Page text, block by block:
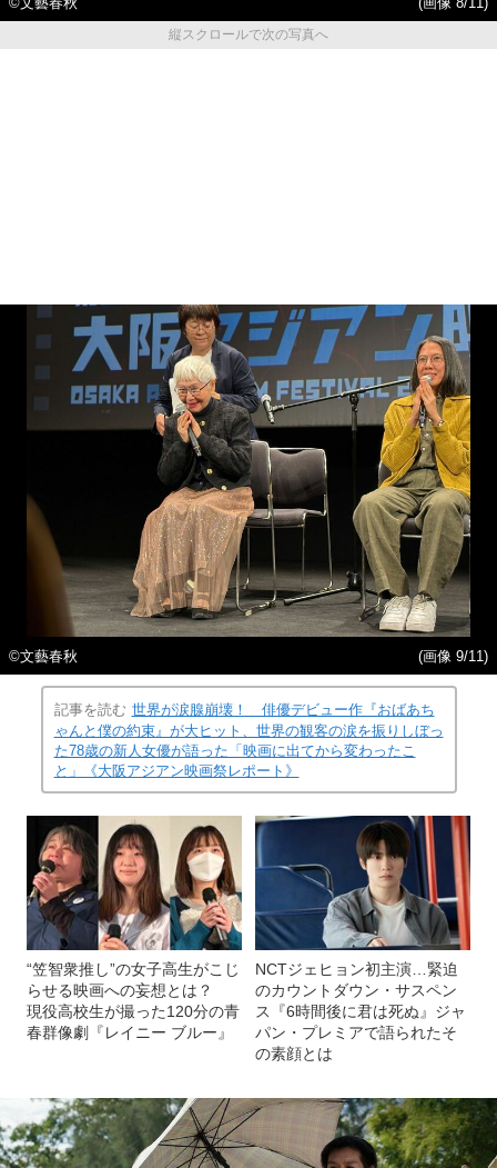
©文藝春秋
(画像 8/11)
縦スクロールで次の写真へ
©文藝春秋 (画像 9/11)
記事を読む 世界が涙腺崩壊！ 俳優デビュー作『おばあち
ゃんと僕の約束』が大ヒット、世界の観客の涙を振りしぼっ
た78歳の新人女優が語った「映画に出てから変わったこ
と」《大阪アジアン映画祭レポート》
“笠智衆推し”の女子高生がこじ
らせる映画への妄想とは？
現役高校生が撮った120分の青
春群像劇『レイニー ブルー』
NCTジェヒョン初主演…緊迫
のカウントダウン・サスペン
ス『6時間後に君は死ぬ』ジャ
パン・プレミアで語られたそ
の素顔とは